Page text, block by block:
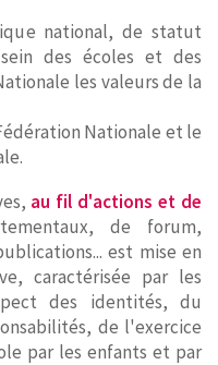
national, de statut
des écoles et des
les valeurs de la
Nationale et le
au fil d'actions et de
de forum,
est mise en
caractérisée par les
des identités, du
de l'exercice
par les enfants et par